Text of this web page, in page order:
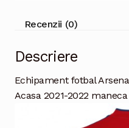
Recenzii (0)
Descriere
Echipament fotbal
Acasa 2021-2022